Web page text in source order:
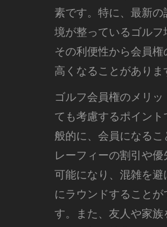
素です。特に、最新の
境が整っているゴルフ
その利便性から会員権
高くなることがありま
ゴルフ会員権のメリッ
ても考慮するポイント
般的に、会員になるこ
レーフィーの割引や優
可能になり、混雑を避
にラウンドすることが
す。また、友人や家族